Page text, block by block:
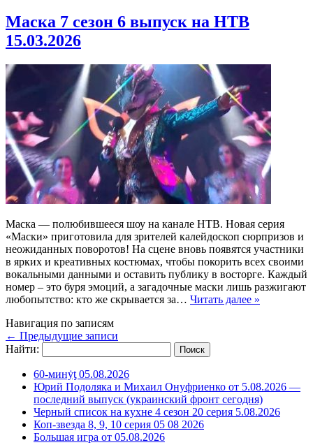
Маска 7 сезон 6 выпуск на НТВ
15.03.2026
Маска — полюбившееся шоу на канале НТВ. Новая серия
«Маски» приготовила для зрителей калейдоскоп сюрпризов и
неожиданных поворотов! На сцене вновь появятся участники
в ярких и креативных костюмах, чтобы покорить всех своими
вокальными данными и оставить публику в восторге. Каждый
номер – это буря эмоций, а загадочные маски лишь разжигают
любопытство: кто же скрывается за… Читать далее »
Навигация по записям
← Предыдущие записи
Найти:
60-минẏƫ 05.08.2026
Юрий Подоляка и Михаил Онуфриенко от 5.08.2026 —
последний выпуск (украинский фронт сегодня)
Черный список на кухне 4 сезон 20 серия 5.08.2026
Коп-звезда 8, 9, 10 серия 05 08 2026
Большая игра от 05.08.2026